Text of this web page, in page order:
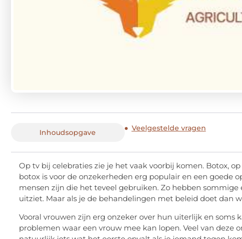
Inhoudsopgave Veelgestelde vragen
Op tv bij celebraties zie je het vaak voorbij komen. Botox,
botox is voor de onzekerheden erg populair en een goede
mensen zijn die het teveel gebruiken. Zo hebben
uitziet. Maar als je de behandelingen met beleid doet dan
Vooral vrouwen zijn erg onzeker over hun uiterlijk en soms
problemen waar een vrouw mee kan lopen. Veel van deze